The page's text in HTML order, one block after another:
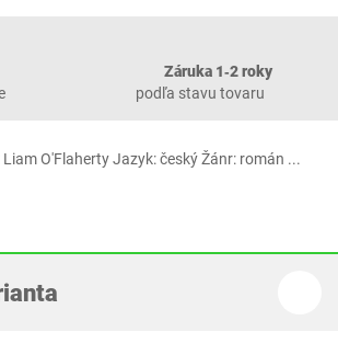
Záruka 1‐2 roky
podľa stavu tovaru
O'Flaherty Jazyk: český Žánr: román ...